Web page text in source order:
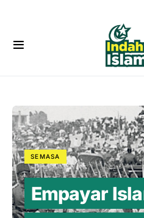
SEMASA
Empayar